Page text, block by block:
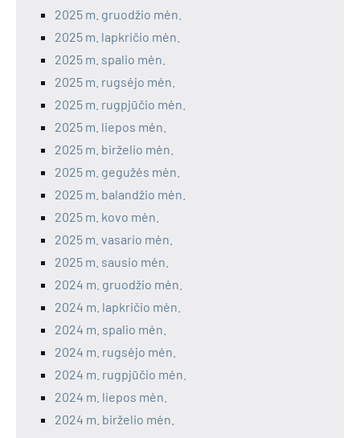
2025 m. gruodžio mėn.
2025 m. lapkričio mėn.
2025 m. spalio mėn.
2025 m. rugsėjo mėn.
2025 m. rugpjūčio mėn.
2025 m. liepos mėn.
2025 m. birželio mėn.
2025 m. gegužės mėn.
2025 m. balandžio mėn.
2025 m. kovo mėn.
2025 m. vasario mėn.
2025 m. sausio mėn.
2024 m. gruodžio mėn.
2024 m. lapkričio mėn.
2024 m. spalio mėn.
2024 m. rugsėjo mėn.
2024 m. rugpjūčio mėn.
2024 m. liepos mėn.
2024 m. birželio mėn.